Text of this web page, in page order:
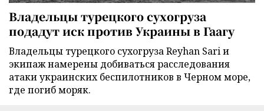
Владельцы турецкого сухогруза
подадут иск против Украины в Гаагу
Владельцы турецкого сухогруза Reyhan Sari и
экипаж намерены добиваться расследования
атаки украинских беспилотников в Черном море,
где погиб моряк.